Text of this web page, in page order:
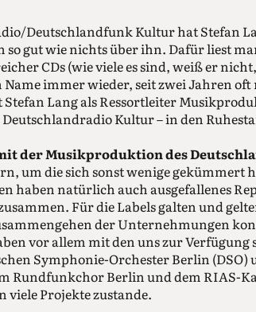
Deutschlandfunk Kultur hat Stefan
gut wie nichts über ihn. Dafür liest
CDs (wie viele es sind, weiß er
immer wieder, seit zwei Jahren
Lang als Ressortleiter
Kultur – in den
der Musikproduktion des
um die sich sonst wenige gekümmert
haben natürlich auch ausgefallenes
Für die Labels galten und
der Unternehmungen
vor allem mit den uns zur Verfügung
Symphonie-Orchester Berlin (DSO)
Rundfunkchor Berlin und dem RIAS-
Projekte zustande.